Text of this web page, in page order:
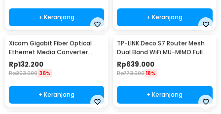
+ Keranjang + Keranjang
Xicom Gigabit Fiber Optical
Ethernet Media Converter
1000MB/s - XC-MINI-GS
Rp132.200
Rp203.900 36%
+ Keranjang
TP-LINK Deco S7 Router Mesh
Dual Band WiFi MU-MIMO Full
Gigabit Port - AC1900
Rp639.000
Rp773.900 18%
+ Keranjang